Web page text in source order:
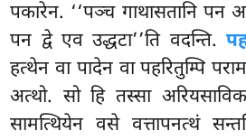
पकारेन. ‘‘पञ्च गाथासतानि पन
पन द्वे एव उद्धटा’’ति वदन्ति.
हत्थेन वा पादेन वा पहरितुम्पि
अत्थो. सो हि तस्सा
सामत्थियेन वसे वत्तापनत्थं